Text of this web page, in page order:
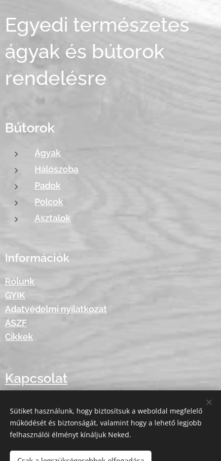
Egyedi természetes
ágyak és bútorok
rendelésre
Bútorok
Ágyak
Hálószoba
Padok
Polcok
Asztalok
Információk
Rólunk
GYIK
Adatvédelmi nyilatkozat
ÁSZF
Cikkek
Kapcsolat
Tel: +36-30-279-8317
Sütiket használunk, hogy biztosítsuk a weboldal megfelelő
működését és biztonságát, valamint hogy a lehető legjobb
felhasználói élményt kínáljuk Neked.